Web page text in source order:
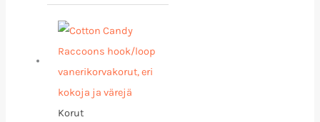
Korut
-
36,00 €